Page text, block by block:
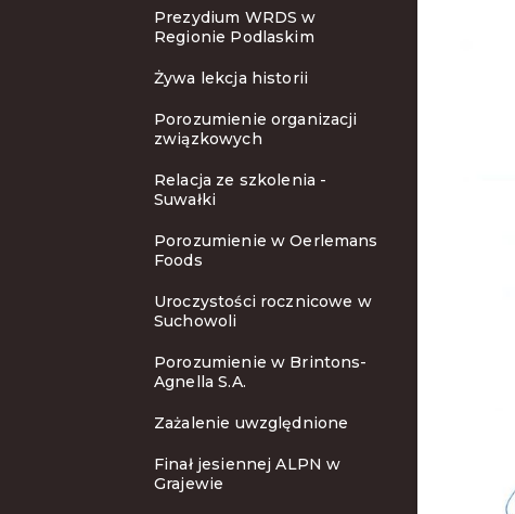
Prezydium WRDS w
Regionie Podlaskim
Żywa lekcja historii
Porozumienie organizacji
związkowych
Relacja ze szkolenia -
Suwałki
Porozumienie w Oerlemans
Foods
Uroczystości rocznicowe w
Suchowoli
Porozumienie w Brintons-
Agnella S.A.
Zażalenie uwzględnione
Finał jesiennej ALPN w
Grajewie